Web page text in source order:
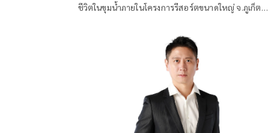
ชีวิตในขุมน้ำภายในโครงการรีสอร์ตขนาดใหญ่ จ.ภูเก็ต
สาเหตุที่แน่ชัด ประสานสถานทูตแจ้งครอบครัวแล้ว